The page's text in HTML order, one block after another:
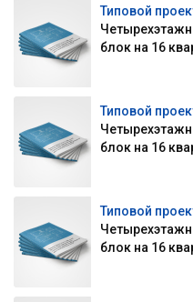
Типовой
блок на 16
Типовой
блок на 16
Типовой
блок на 16